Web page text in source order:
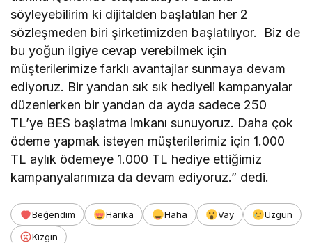
söyleyebilirim ki dijitalden başlatılan her 2
sözleşmeden biri şirketimizden başlatılıyor. Biz de
bu yoğun ilgiye cevap verebilmek için
müşterilerimize farklı avantajlar sunmaya devam
ediyoruz. Bir yandan sık sık hediyeli kampanyalar
düzenlerken bir yandan da ayda sadece 250
TL’ye BES başlatma imkanı sunuyoruz. Daha çok
ödeme yapmak isteyen müşterilerimiz için 1.000
TL aylık ödemeye 1.000 TL hediye ettiğimiz
kampanyalarımıza da devam ediyoruz.” dedi.
Beğendim Harika Haha Vay
Üzgün
Kızgın